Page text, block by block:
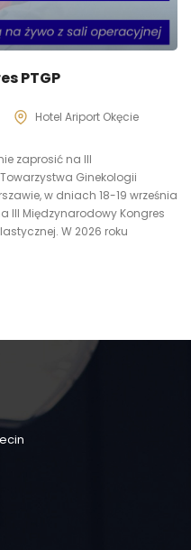
PTGP
Hotel Ariport Okęcie
zaprosić na III
Ginekologii
w dniach 18-19 września
III Międzynarodowy Kongres
W 2026 roku